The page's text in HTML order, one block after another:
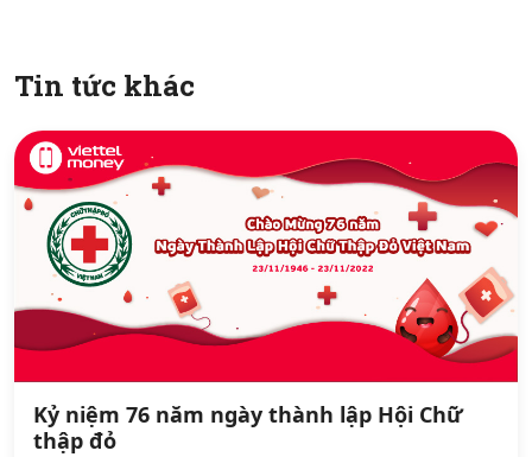
Tin tức khác
Kỷ niệm 76 năm ngày thành lập Hội Chữ
thập đỏ